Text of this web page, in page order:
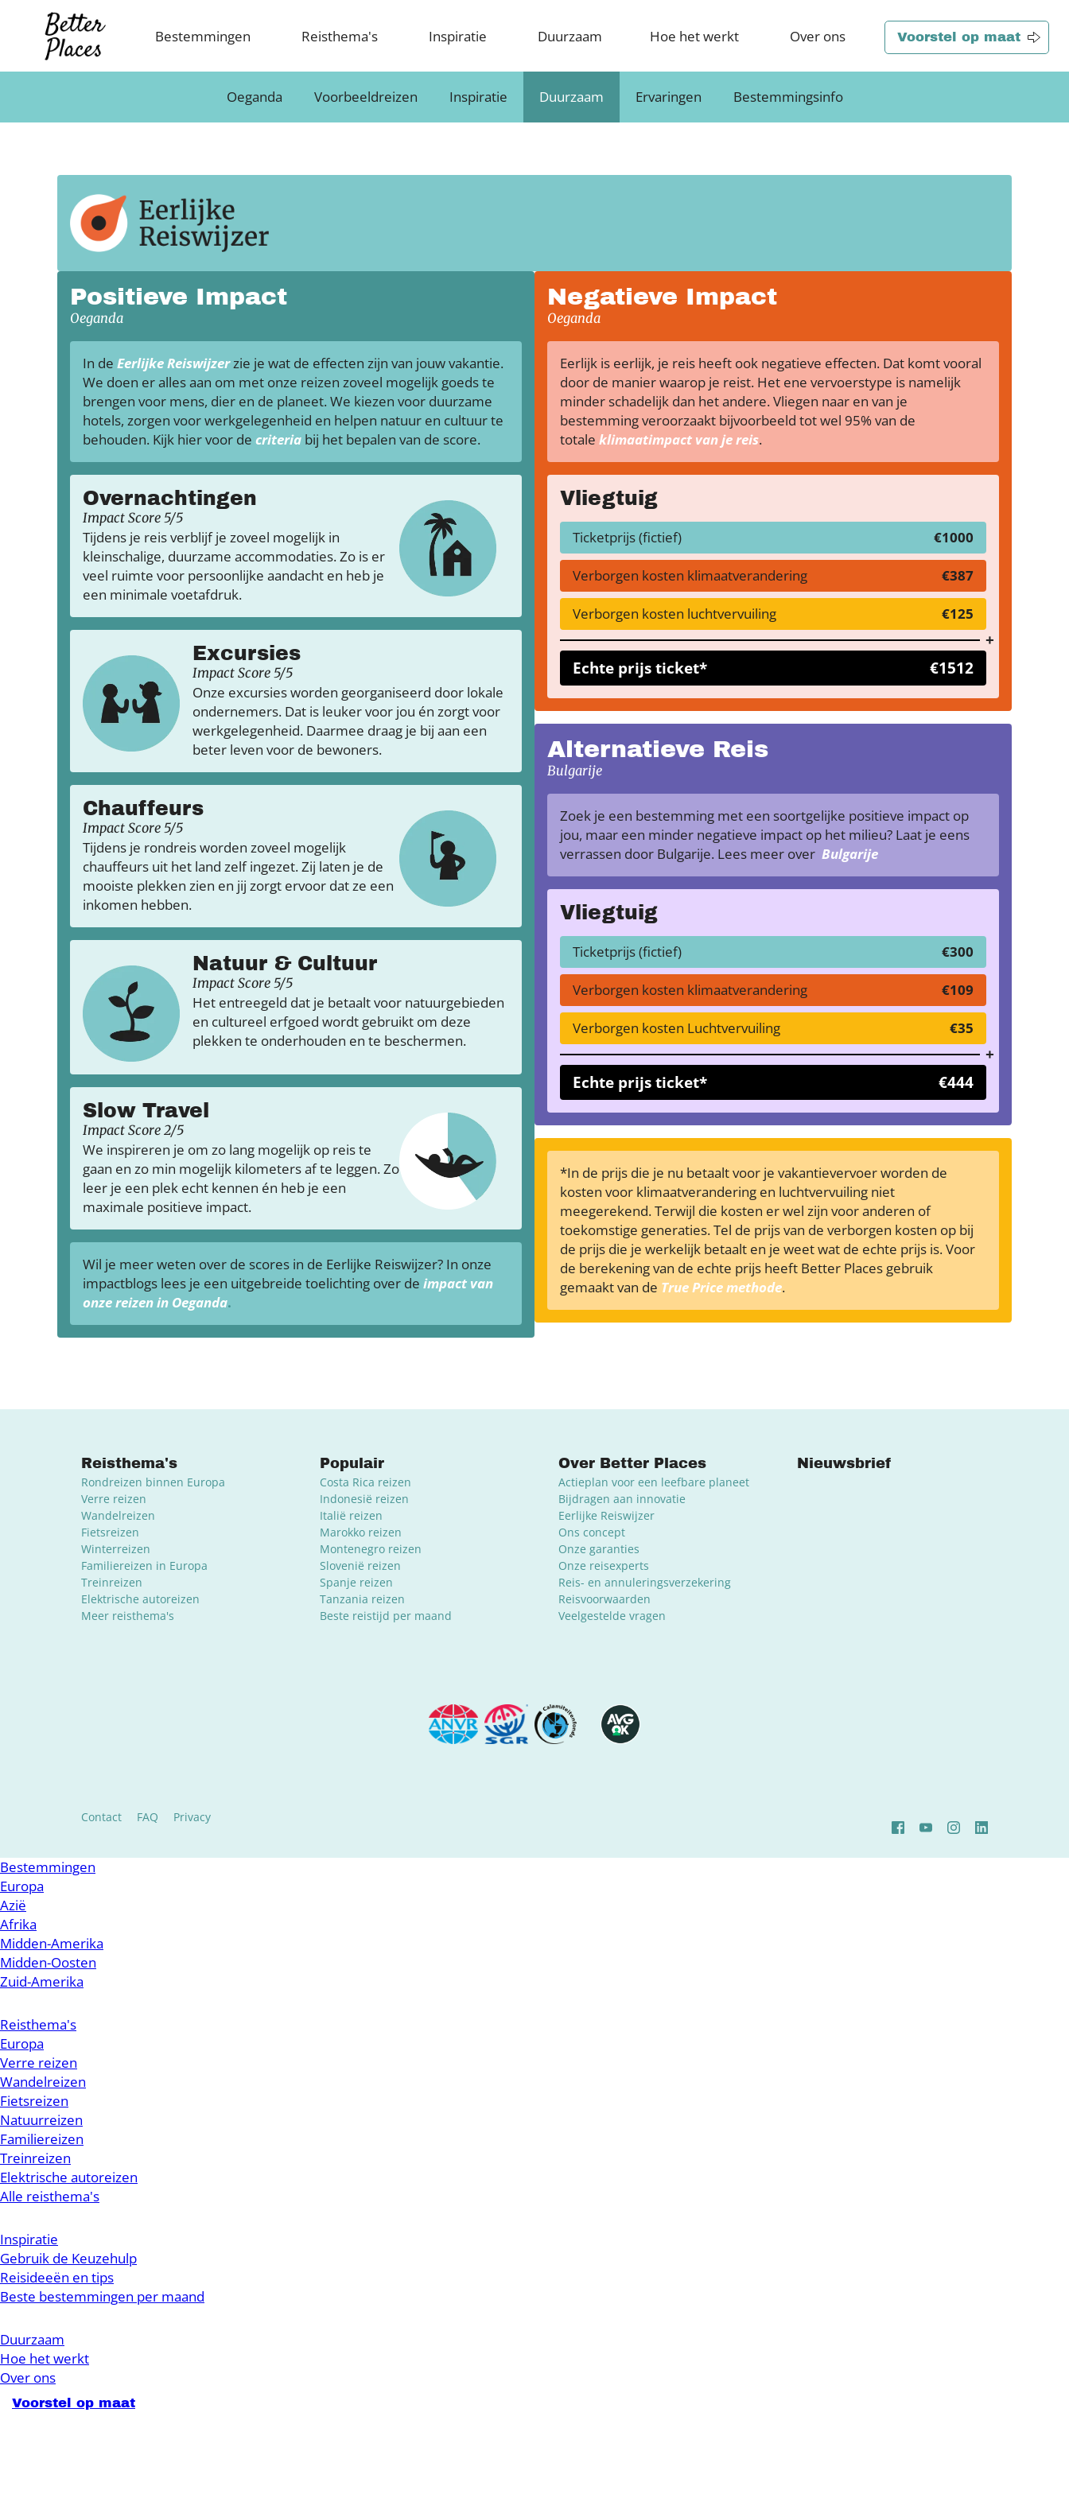
Bestemmingen Reisthema's Inspiratie Duurzaam Hoe het werkt Over ons Voorstel op maat
Oeganda Voorbeeldreizen Inspiratie Duurzaam Ervaringen Bestemmingsinfo
Positieve Impact
Oeganda
In de Eerlijke Reiswijzerzie je wat de effecten zijn van jouw vakantie.
We doen er alles aan om met onze reizen zoveel mogelijk goeds te
brengen voor mens, dier en de planeet. We kiezen voor duurzame
hotels, zorgen voor werkgelegenheid en helpen natuur en cultuur te
behouden. Kijk hier voor de criteria bij het bepalen van de score.
Overnachtingen
Impact Score 5/5
Tijdens je reis verblijf je zoveel mogelijk in
kleinschalige, duurzame accommodaties. Zo is er
veel ruimte voor persoonlijke aandacht en heb je
een minimale voetafdruk.
Excursies
Impact Score 5/5
Onze excursies worden georganiseerd door lokale
ondernemers. Dat is leuker voor jou én zorgt voor
werkgelegenheid. Daarmee draag je bij aan een
beter leven voor de bewoners.
Chauffeurs
Impact Score 5/5
Tijdens je rondreis worden zoveel mogelijk
chauffeurs uit het land zelf ingezet. Zij laten je de
mooiste plekken zien en jij zorgt ervoor dat ze een
inkomen hebben.
Natuur & Cultuur
Impact Score 5/5
Het entreegeld dat je betaalt voor natuurgebieden
en cultureel erfgoed wordt gebruikt om deze
plekken te onderhouden en te beschermen.
Slow Travel
Impact Score 2/5
We inspireren je om zo lang mogelijk op reis te
gaan en zo min mogelijk kilometers af te leggen. Zo
leer je een plek echt kennen én heb je een
maximale positieve impact.
Wil je meer weten over de scores in de Eerlijke Reiswijzer? In onze
impactblogs lees je een uitgebreide toelichting over de impact van
onze reizen in Oeganda.
Negatieve Impact
Oeganda
Eerlijk is eerlijk, je reis heeft ook negatieve effecten. Dat komt vooral
door de manier waarop je reist. Het ene vervoerstype is namelijk
minder schadelijk dan het andere. Vliegen naar en van je
bestemming veroorzaakt bijvoorbeeld tot wel 95% van de
totale klimaatimpact van je reis.
Vliegtuig
Ticketprijs (fictief) €1000
Verborgen kosten klimaatverandering €387
Verborgen kosten luchtvervuiling €125
Echte prijs ticket* €1512
Alternatieve Reis
Bulgarije
Zoek je een bestemming met een soortgelijke positieve impact op
jou, maar een minder negatieve impact op het milieu? Laat je eens
verrassen door Bulgarije. Lees meer over Bulgarije
Vliegtuig
Ticketprijs (fictief) €300
Verborgen kosten klimaatverandering €109
Verborgen kosten Luchtvervuiling €35
Echte prijs ticket* €444
*In de prijs die je nu betaalt voor je vakantievervoer worden de
kosten voor klimaatverandering en luchtvervuiling niet
meegerekend. Terwijl die kosten er wel zijn voor anderen of
toekomstige generaties. Tel de prijs van de verborgen kosten op bij
de prijs die je werkelijk betaalt en je weet wat de echte prijs is. Voor
de berekening van de echte prijs heeft Better Places gebruik
gemaakt van de True Price methode.
Reisthema's
Rondreizen binnen Europa
Verre reizen
Wandelreizen
Fietsreizen
Winterreizen
Familiereizen in Europa
Treinreizen
Elektrische autoreizen
Meer reisthema's
Populair
Costa Rica reizen
Indonesië reizen
Italië reizen
Marokko reizen
Montenegro reizen
Slovenië reizen
Spanje reizen
Tanzania reizen
Beste reistijd per maand
Over Better Places
Actieplan voor een leefbare planeet
Bijdragen aan innovatie
Eerlijke Reiswijzer
Ons concept
Onze garanties
Onze reisexperts
Reis- en annuleringsverzekering
Reisvoorwaarden
Veelgestelde vragen
Nieuwsbrief
Contact FAQ Privacy
Bestemmingen
Europa
Azië
Afrika
Midden-Amerika
Midden-Oosten
Zuid-Amerika
Reisthema's
Europa
Verre reizen
Wandelreizen
Fietsreizen
Natuurreizen
Familiereizen
Treinreizen
Elektrische autoreizen
Alle reisthema's
Inspiratie
Gebruik de Keuzehulp
Reisideeën en tips
Beste bestemmingen per maand
Duurzaam
Hoe het werkt
Over ons
Voorstel op maat